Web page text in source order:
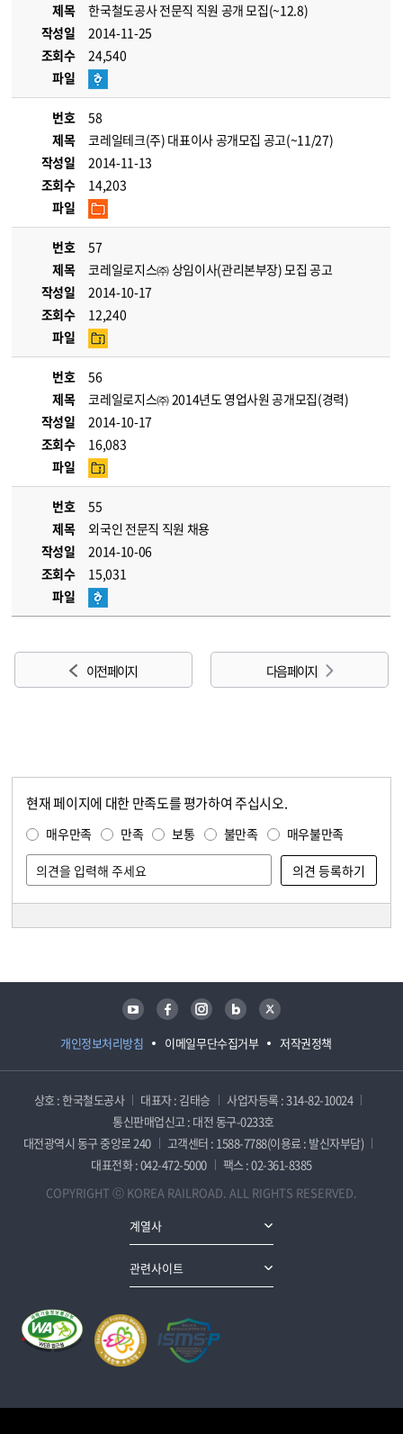
제목
한국철도공사 전문직 직원 공개 모집(~12.8)
작성일
2014-11-25
조회수
24,540
파일
번호
58
제목
코레일테크(주) 대표이사 공개모집 공고(~11/27)
작성일
2014-11-13
조회수
14,203
파일
번호
57
제목
코레일로지스㈜ 상임이사(관리본부장) 모집 공고
작성일
2014-10-17
조회수
12,240
파일
번호
56
제목
코레일로지스㈜ 2014년도 영업사원 공개모집(경력)
작성일
2014-10-17
조회수
16,083
파일
번호
55
제목
외국인 전문직 직원 채용
작성일
2014-10-06
조회수
15,031
파일
이전 페이지 다음 페이지
현재 페이지에 대한 만족도를 평가하여 주십시오.
매우만족 만족 보통 불만족 매우불만족
개인정보처리방침 이메일무단수집거부 저작권정책
유튜브 페이스북 인스타그램 블로그 트위터
상호 : 한국철도공사 대표자 : 김태승
사업자등록 : 314-82-10024
통신판매업신고 : 대전 동구-0233호
대전광역시 동구 중앙로 240
고객센터 : 1588-7788(이용료 : 발신자부담)
대표전화 : 042-472-5000
팩스 : 02-361-8385
COPYRIGHT ⓒ KOREA RAILROAD. ALL RIGHTS RESERVED.
계열사
관련사이트